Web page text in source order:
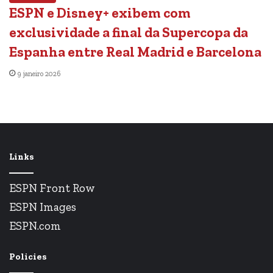
ESPN e Disney+ exibem com
exclusividade a final da Supercopa da
Espanha entre Real Madrid e Barcelona
9 janeiro 2026
Links
ESPN Front Row
ESPN Images
ESPN.com
Policies